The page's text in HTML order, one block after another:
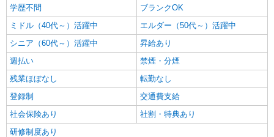
時給1500円〜2125円 ＜日払い有/週払い有/交
通費全支給(ガソリン代含む)＞
名古屋市西区
キープ 詳細を見る
派遣社員
株式会社kotrio /●NG-H-2029803
浄心駅＊夜勤専従＊日収4.1万円〜！高時給な
学歴不問
ブランクOK
ミドル（40代～）活躍中
エルダー（50代～）活躍中
シニア（60代～）活躍中
昇給あり
週払い
禁煙・分煙
残業ほぼなし
転勤なし
登録制
交通費支給
社会保険あり
社割・特典あり
研修制度あり